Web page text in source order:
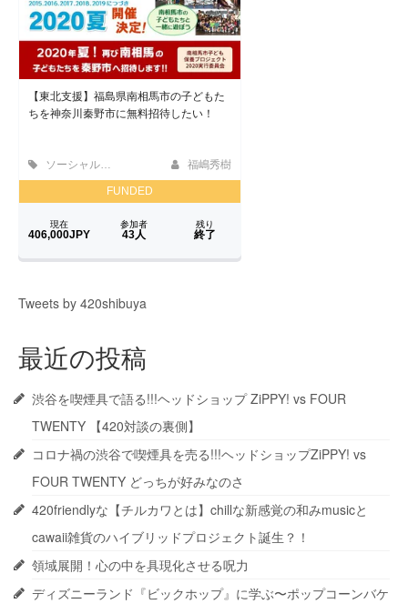
Tweets by 420shibuya
最近の投稿
渋谷を喫煙具で語る!!!ヘッドショップ ZiPPY! vs FOUR
TWENTY 【420対談の裏側】
コロナ禍の渋谷で喫煙具を売る!!!ヘッドショップZiPPY! vs
FOUR TWENTY どっちが好みなのさ
420friendlyな【チルカワとは】chillな新感覚の和みmusicと
cawaii雑貨のハイブリッドプロジェクト誕生？！
領域展開！心の中を具現化させる呪力
ディズニーランド『ビックホップ』に学ぶ〜ポップコーンバケ